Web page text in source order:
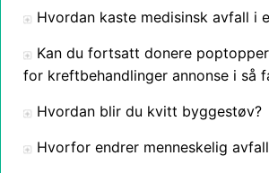
Hvordan kaste medisinsk avfall i
Kan du fortsatt donere
for kreftbehandlinger annonse i så
Hvordan blir du kvitt byggestøv?
Hvorfor endrer menneskelig